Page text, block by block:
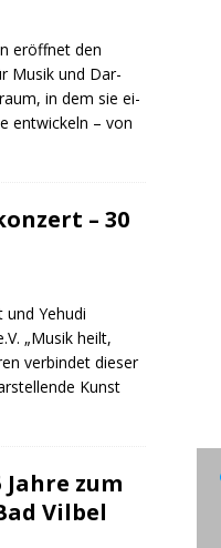
er­öff­net den
Mu­sik und Dar­
in dem sie ei­
ent­wi­ckeln – von
– 30
Yehudi
„Musik heilt,
verbindet dieser
Kunst
zum
Vilbel